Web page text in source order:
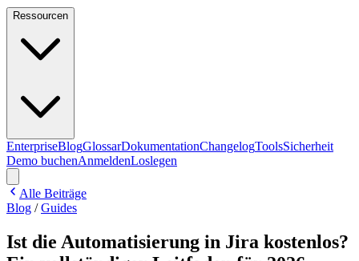
Ressourcen
EnterpriseBlogGlossarDokumentationChangelogToolsSicherheit
Demo buchenAnmeldenLoslegen
Alle Beiträge
Blog /Guides
Ist die Automatisierung in Jira kostenlos?